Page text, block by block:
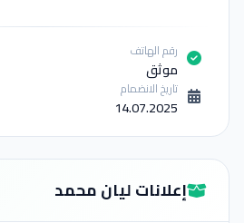
رقم الهاتف
موثق
تاريخ الانضمام
14.07.2025
إعلانات ليان محمد